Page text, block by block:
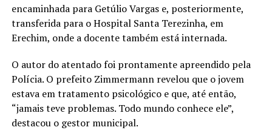
encaminhada para Getúlio Vargas e, posteriormente,
transferida para o Hospital Santa Terezinha, em
Erechim, onde a docente também está internada.
O autor do atentado foi prontamente apreendido pela
Polícia. O prefeito Zimmermann revelou que o jovem
estava em tratamento psicológico e que, até então,
“jamais teve problemas. Todo mundo conhece ele”,
destacou o gestor municipal.